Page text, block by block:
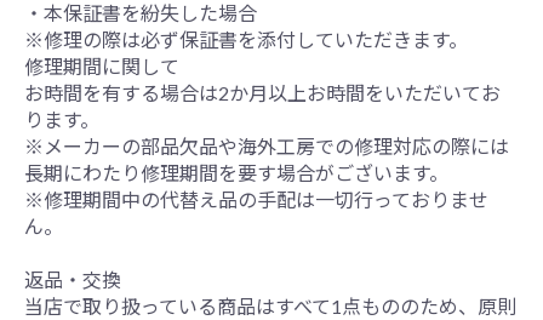
・本保証書を紛失した場合
※修理の際は必ず保証書を添付していただきます。
修理期間に関して
お時間を有する場合は2か月以上お時間をいただいてお
ります。
※メーカーの部品欠品や海外工房での修理対応の際には
長期にわたり修理期間を要す場合がございます。
※修理期間中の代替え品の手配は一切行っておりませ
ん。
返品・交換
当店で取り扱っている商品はすべて1点もののため、原則